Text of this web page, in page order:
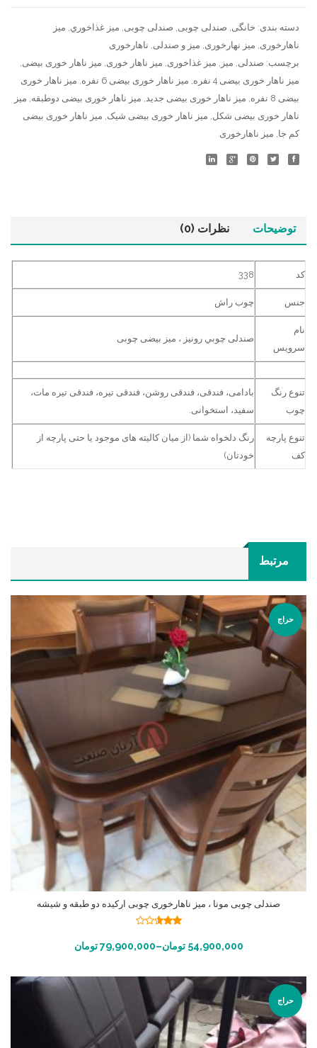
دسته بندی: خانگی صندلی چوبی صندلی چوبی ميز غذاخوري میز
ناهارخوری میز نهارخوری میز و صندلی ناهارخوری
برچسب: صندلی میز میز غذاخوری میز ناهار خوری میز ناهار خوری بیضی
میز ناهار خوری بیضی 4 نفره
میز ناهار خوری بیضی 6 نفره
میز ناهار خوری
بیضی 8 نفره
میز ناهار خوری بیضی جدید میز ناهار خوری بیضی دوطبقه میز
ناهار خوری بیضی شکل میز ناهار خوری بیضی شیک میز ناهار خوری بیضی
کم جا میز ناهارخوری
توضیحات نظرات (0)
کد 338
جنس چوب راش
نام
سرویس
صندلی چوبي رونیز ، ميز بیضی چوبی
تنوع رنگ
چوب
بادامی، فندقی، فندقی روشن، فندقی تیره، فندقی تیره مات،
سفید، استخوانی.
تنوع پارچه
کف
رنگ دلخواه شما (از میان کالیته های موجود یا حتی پارچه از
خودتان)
مرتبط
حراج
صندلی چوبی مونا ، میز ناهارخوری چوبی ارکیده دو طبقه و شیشه
از 5
54,900,000 تومان–
79,900,000 تومان انتخاب گزینه ها
حراج